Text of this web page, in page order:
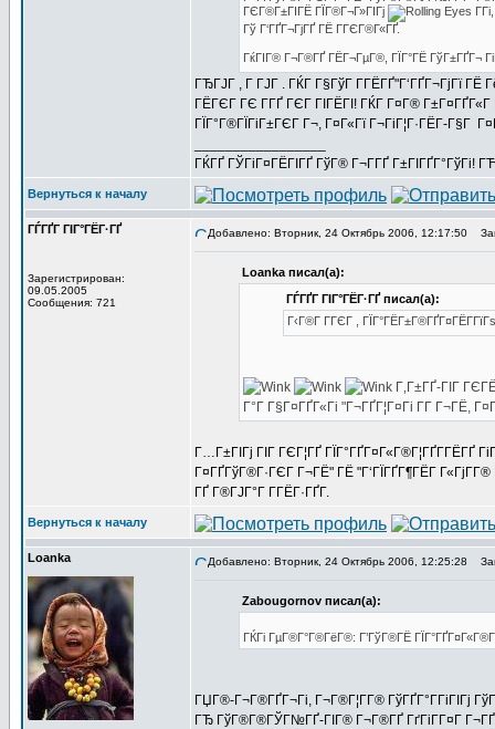
ГЄГ®Г±ГІГЁ ГЇГ®Г¬Г»ГІГј
Гў Г‘ГҐГ¬ГјГҐ ГЁ ГГЄГ®Г«ГҐ.
ГќГІГ® Г¬Г®ГҐ ГЁГ¬ГµГ®, ГЇГ°ГЁ ГўГ±ГҐГ¬
ГЂГЈГ , Г ГЈГ . ГЌГ Г§ГўГ Г­ГЁГҐ"Г‘ГҐГ¬ГјГї
ГЁГЄГ ГЄ Г­ГҐ ГЄГ ГІГЁГІ! ГЌГ Г¤Г® Г±Г¤ГҐГ«Г
ГЇГ°Г®ГЇГіГ±ГЄГ Г¬, Г¤Г«Гї Г¬ГіГ¦Г·ГЁГ­-Г§Г
ГЌГҐ ГЎГіГ¤ГЁГІГҐ ГўГ® Г¬Г­ГҐ Г±ГІГҐГ°ГўГі!
Вернуться к началу
ГЃГҐГ ГІГ°ГЁГ·ГҐ
Зарегистрирован:
09.05.2005
Сообщения: 721
Добавлено: Вторник, 24 Октябрь 2006, 12:17:50
Loanka писал(а):
ГЃГҐГ ГІГ°ГЁГ·ГҐ писал(а):
Г‹Г®Г Г­ГЄГ ,
Г‚Г±ГҐ-ГІГ
Г°Г Г§Г¤ГҐГ«Гі "Г¬ГҐГ¦Г¤Гі Г­Г Г¬ГЁ,
Г…Г±ГІГј ГІГ ГЄГ¦ГҐ ГЇГ°ГҐГ¤Г«Г®Г¦ГҐГ­ГЁГҐ
Г¤ГҐГўГ®Г·ГЄГ Г¬ГЁ" ГЁ "Г‘ГЇГҐГ¶ГЁГ Г«ГјГ­Г®
ГҐ Г®ГЈГ°Г Г­ГЁГ·ГҐГ­.
Вернуться к началу
Loanka Добавлено: Вторник, 24 Октябрь 2006, 12:25:28
Zabougornov писал(а):
ГЌГі ГµГ®Г°Г®ГёГ®: Г’ГўГ®ГЁ
ГЏГ®-Г¬Г®ГҐГ¬Гі, Г¬Г®Г¦Г­Г® ГўГҐГ°Г­ГіГІГј
ГЂ ГўГ®Г®ГЎГ№ГҐ-ГІГ® Г¬Г®ГҐ ГґГіГ­Г¤Г